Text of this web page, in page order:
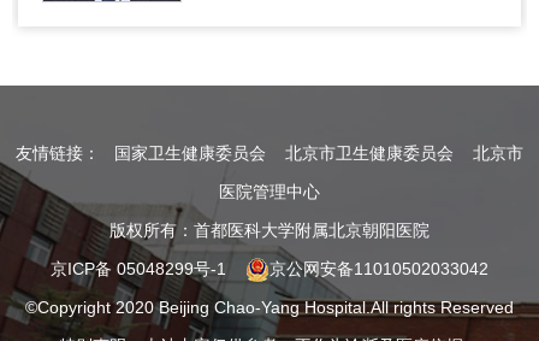
友情链接： 国家卫生健康委员会 北京市卫生健康委员会
北京市
医院管理中心
版权所有：首都医科大学附属北京朝阳医院
京ICP备 05048299号-1
京公网安备11010502033042
©Copyright 2020 Beijing Chao-Yang Hospital.All rights Reserved